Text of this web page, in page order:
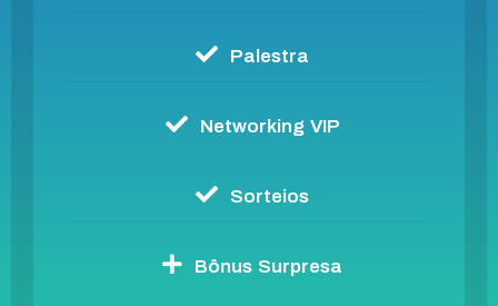
Palestra
Networking VIP
Sorteios
Bônus Surpresa